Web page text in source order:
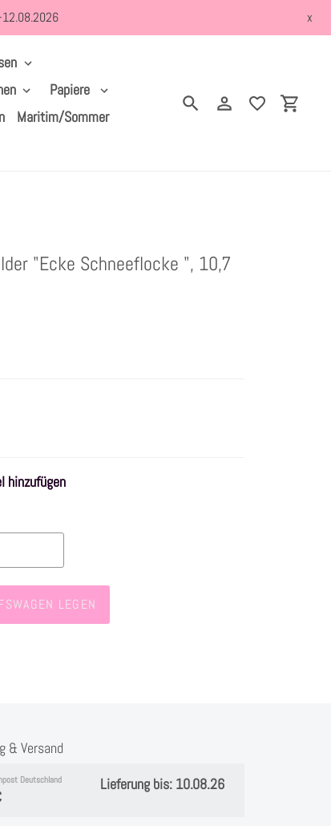
x
Papiere
Maritim/Sommer
SuchenEinloggen
"Ecke Schneeflocke ", 10,7
hinzufügen
LEGEN
& Versand
Deutschland Lieferung bis: 10.08.26